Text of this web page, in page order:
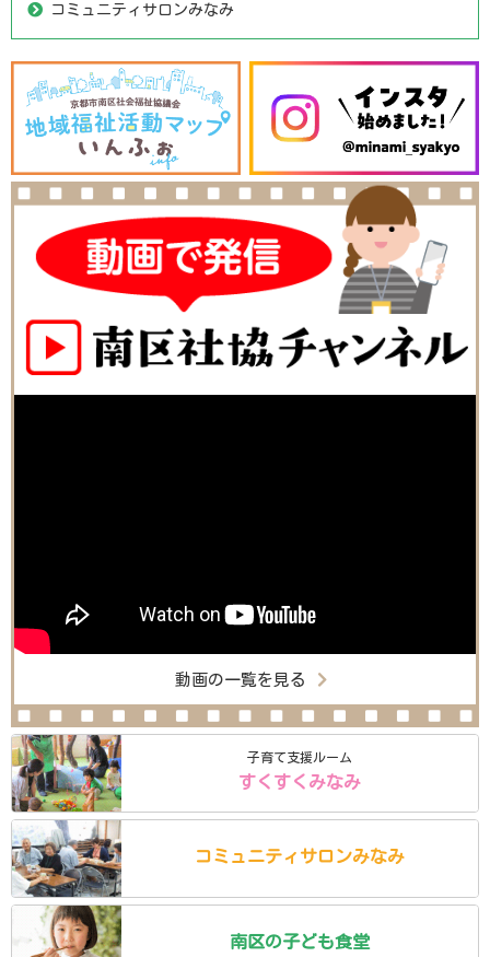
コミュニティサロンみなみ
動画の一覧を見る
子育て支援ルーム
すくすくみなみ
コミュニティ サロンみなみ
南区の子ども食堂